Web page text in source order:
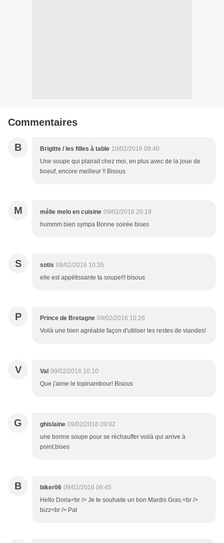
Commentaires
B Brigitte / les filles à table 10/02/2016 09:40
Une soupe qui plairait chez moi, en plus avec de la joue de
boeuf, encore meilleur !! Bisous
M mélie melo en cuisine 09/02/2016 20:19
hummm bien sympa Bonne soirée bises
S sotis 09/02/2016 10:35
elle est appétissante ta soupe!!! bisous
P Prince de Bretagne 09/02/2016 10:26
Voilà une bien agréable façon d'utiliser les restes de viandes!
V Val 09/02/2016 10:10
Que j'aime le topinambour! Bisous
G ghislaine 09/02/2016 09:02
une bonne soupe pour se réchauffer voilà qui arrive à
point.bises
B biker06 09/02/2016 06:45
Hello Doria<br /> Je te souhaite un bon Mardis Gras.<br />
bizz<br /> Pat